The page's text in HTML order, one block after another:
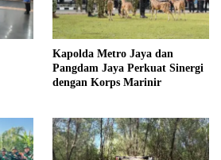
Kapolda Metro Jaya dan
Pangdam Jaya Perkuat Sinergi
dengan Korps Marinir